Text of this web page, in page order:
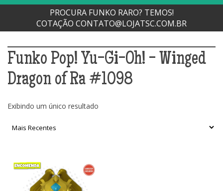
PROCURA FUNKO RARO? TEMOS!
COTAÇÃO CONTATO@LOJATSC.COM.BR
Funko Pop! Yu-Gi-Oh! - Winged
Dragon of Ra #1098
Exibindo um único resultado